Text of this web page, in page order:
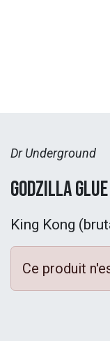
Dr Underground
Godzilla Glue
King Kong
Ce produit